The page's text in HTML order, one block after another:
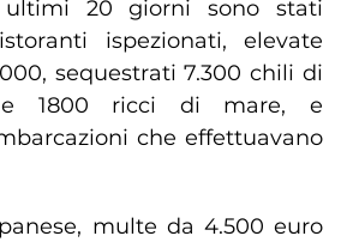
20 giorni sono stati
ispezionati, elevate
sequestrati 7.300 chili di
1800 ricci di mare, e
che effettuavano
multe da 4.500 euro